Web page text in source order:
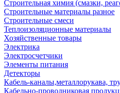
Строительная химия (смазки,
Строительные материалы разное
Строительные смеси
Теплоизоляционные материалы
Хозяйственные товары
Электрика
Электросчетчики
Элементы питания
Детекторы
Кабель-каналы,металлорукава,
Кабельно-проводниковая